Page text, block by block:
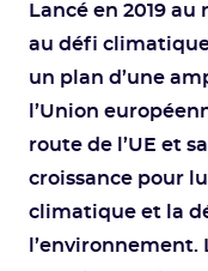
Lancé en 2019
au défi
un plan d’une
l’Union
route de l’UE et
croissance pour
climatique et la
l’environnement.